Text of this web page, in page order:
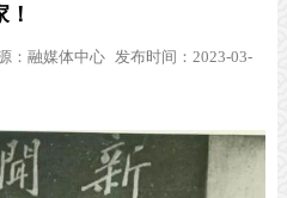
： 融媒体中心 发布时间：2023-03-